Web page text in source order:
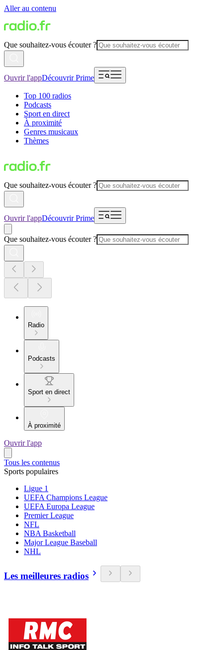
Aller au contenu
Que souhaitez-vous écouter ?
Ouvrir l'appDécouvrir Prime
Top 100 radios
Podcasts
Sport en direct
À proximité
Genres musicaux
Thèmes
Que souhaitez-vous écouter ?
Ouvrir l'appDécouvrir Prime
Que souhaitez-vous écouter ?
Radio
Podcasts
Sport en direct
À proximité
Ouvrir l'app
Tous les contenus
Sports populaires
Ligue 1
UEFA Champions League
UEFA Europa League
Premier League
NFL
NBA Basketball
Major League Baseball
NHL
Les meilleures radios